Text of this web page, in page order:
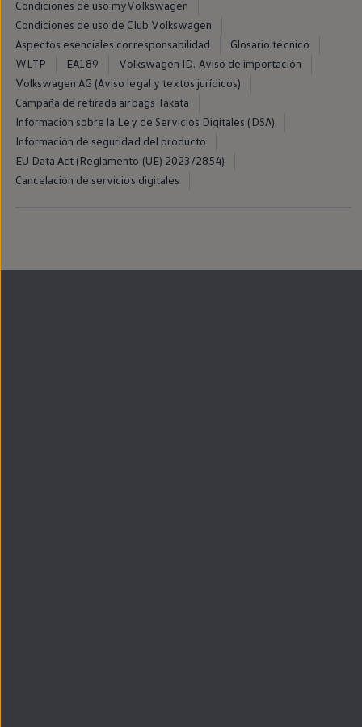
Llantas y neumáticos
Recambios Volkswagen
Accesorios y merchandising
Seguridad
Transporte
Entretenimiento
Personalización
Carga
Merchandising
Todo sobre tu Volkswagen
Tu coche conectado
Luces de advertencia
Manuales del coche
Modelos anteriores
Condiciones de uso myVolkswagen
Condiciones de uso de Club Volkswagen
Aspectos esenciales corresponsabilidad
Glosario técnico
WLTP
EA189
Volkswagen ID. Aviso de importación
Volkswagen AG (Aviso legal y textos jurídicos)
Campaña de retirada airbags Takata
Información sobre la Ley de Servicios Digitales (DSA)
Información de seguridad del producto
EU Data Act (Reglamento (UE) 2023/2854)
Cancelación de servicios digitales